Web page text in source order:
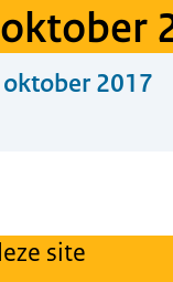
oktober 2017
site